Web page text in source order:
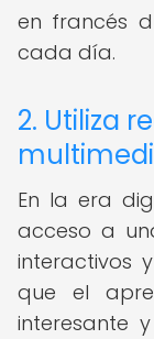
en francés
cada día.
2. Utiliza
En la era
acceso a
interactivos
que el
interesante